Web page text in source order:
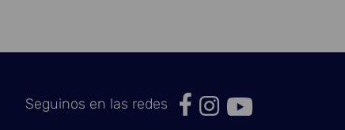
Seguinos en las redes